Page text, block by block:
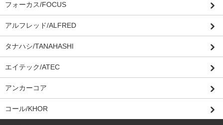
フォーカス/FOCUS
アルフレッド/ALFRED
タナハシ/TANAHASHI
エイテック/ATEC
アンカーコア
コール/KHOR